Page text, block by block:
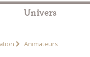
Univers
Animateurs